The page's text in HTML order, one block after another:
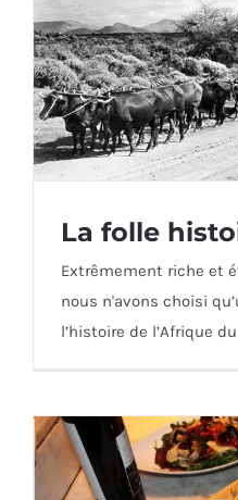
La folle
La folle
Extrêmement riche et
nous n'avons choisi
l’histoire de l’Afrique du